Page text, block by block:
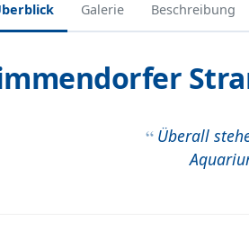
Galerie Beschreibung
Überall